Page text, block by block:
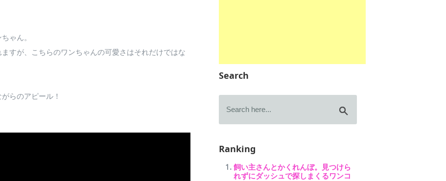
ゃん。
すが、こちらのワンちゃんの可愛さはそれだけではな
らのアピール！
Search
Ranking
飼い主さんとかくれんぼ。見つけら
れずにダッシュで探しまくるワンコ